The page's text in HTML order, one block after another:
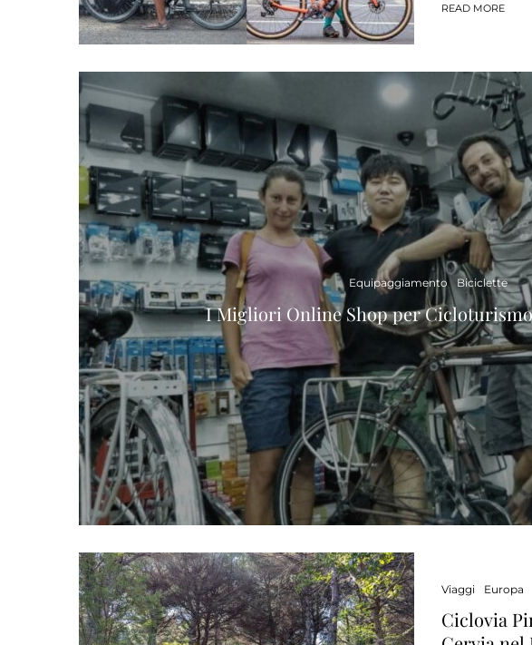
READ MORE
Equipaggiamento Biciclette
I Migliori Online Shop per
Viaggi Europa
Ciclovia